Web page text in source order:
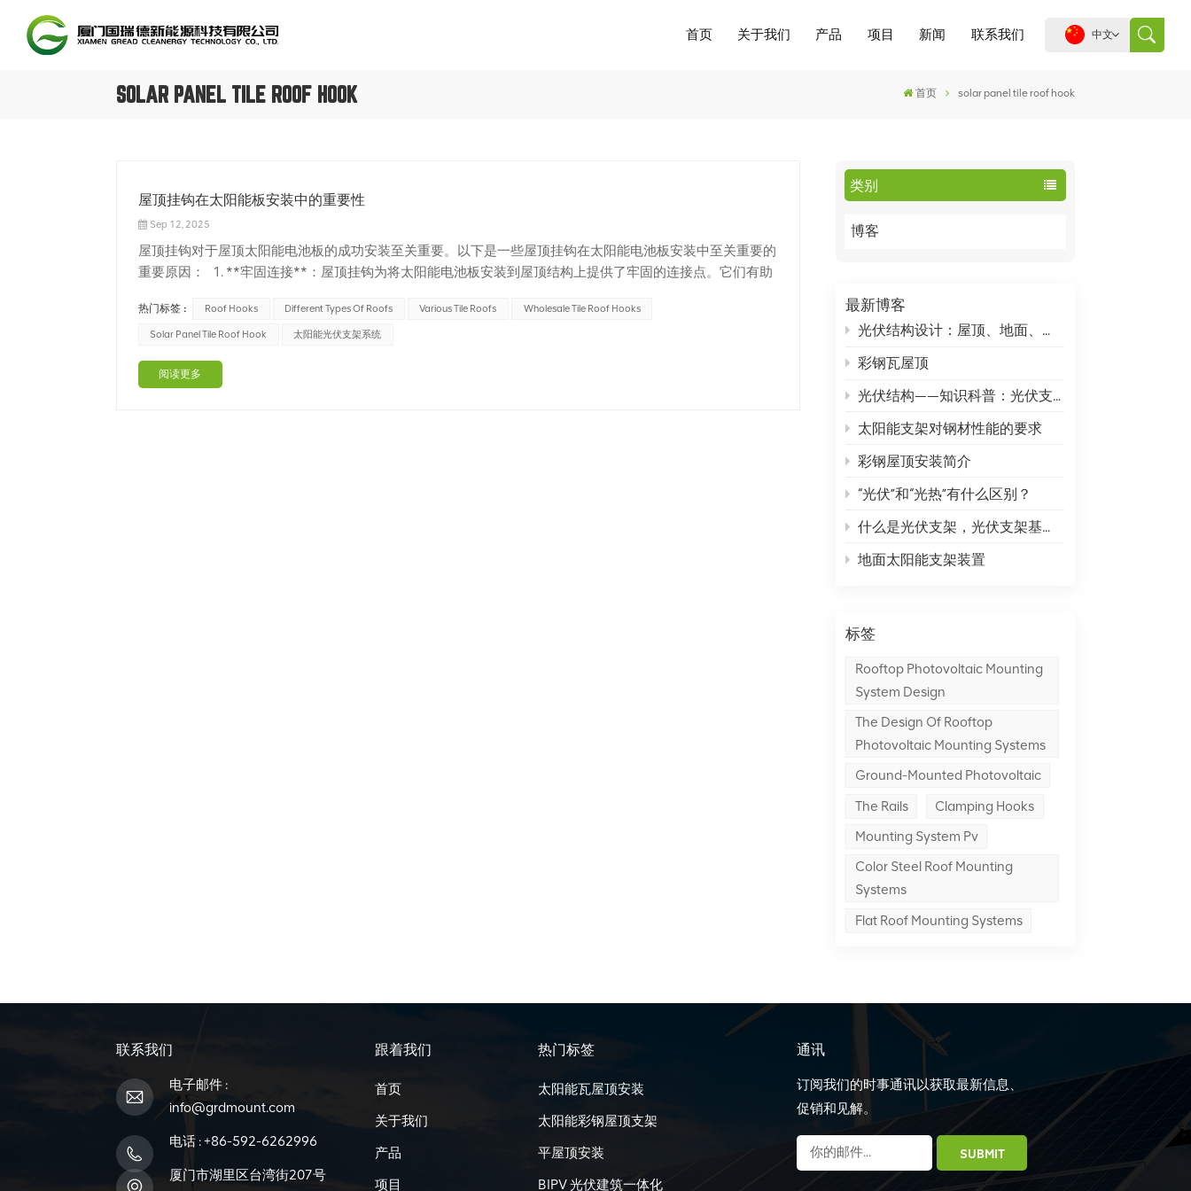
首页 关于我们 产品 项目 新闻 联系我们 中文
SOLAR PANEL TILE ROOF HOOK 首页 solar panel tile roof hook
类别
博客
最新博客
光伏结构设计：屋顶、地面、杆柱光伏支架怎么设计？
彩钢瓦屋顶
光伏结构——知识科普：光伏支架
太阳能支架对钢材性能的要求
彩钢屋顶安装简介
“光伏”和“光热”有什么区别？
什么是光伏支架，光伏支架基础又是什么？
地面太阳能支架装置
标签
Rooftop Photovoltaic Mounting
System Design
The Design Of Rooftop
Photovoltaic Mounting Systems
Ground-Mounted Photovoltaic
The Rails
Clamping Hooks
Mounting System Pv
Color Steel Roof Mounting
Systems
Flat Roof Mounting Systems
屋顶挂钩在太阳能板安装中的重要性
Sep 12, 2025
屋顶挂钩对于屋顶太阳能电池板的成功安装至关重要。以下是一些屋顶挂钩在太阳能电池板安装中至关重要的
重要原因： 1. **牢固连接**：屋顶挂钩为将太阳能电池板安装到屋顶结构上提供了牢固的连接点。它们有助
热门标签 : Roof Hooks Different Types Of Roofs Various Tile Roofs Wholesale Tile Roof Hooks
Solar Panel Tile Roof Hook 太阳能光伏支架系统
阅读更多
联系我们
电子邮件 :
info@grdmount.com
电话 :+86-592-6262996
厦门市湖里区台湾街207号
跟着我们
首页
关于我们
产品
项目
热门标签
太阳能瓦屋顶安装
太阳能彩钢屋顶支架
平屋顶安装
BIPV 光伏建筑一体化
通讯
订阅我们的时事通讯以获取最新信息、
促销和见解。